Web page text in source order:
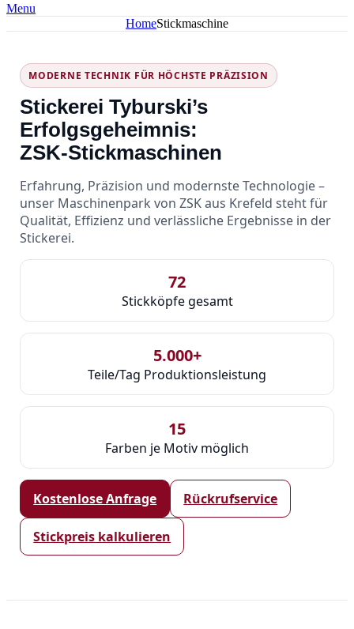
Menu
HomeStickmaschine
MODERNE TECHNIK FÜR HÖCHSTE PRÄZISION
Stickerei Tyburski’s
Erfolgsgeheimnis:
ZSK‑Stickmaschinen
Erfahrung, Präzision und modernste Technologie –
unser Maschinenpark von ZSK aus Krefeld steht für
Qualität, Effizienz und verlässliche Ergebnisse in der
Stickerei.
72
Stickköpfe gesamt
5.000+
Teile/Tag Produktionsleistung
15
Farben je Motiv möglich
Kostenlose Anfrage Rückrufservice
Stickpreis kalkulieren